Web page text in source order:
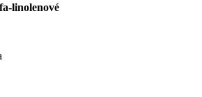
linolenové